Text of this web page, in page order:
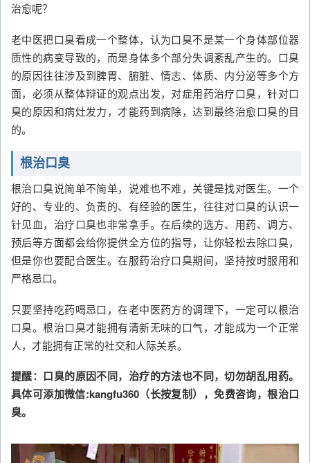
治愈呢？
老中医把口臭看成一个整体，认为口臭不是某一个身体部位器
质性的病变导致的，而是身体多个部分失调紊乱产生的。口臭
的原因往往涉及到脾胃、腑脏、情志、体质、内分泌等多个方
面，必须从整体辩证的观点出发，对症用药治疗口臭，针对口
臭的原因和病灶发力，才能药到病除，达到最终治愈口臭的目
的。
根治口臭
根治口臭说简单不简单，说难也不难，关键是找对医生。一个
好的、专业的、负责的、有经验的医生，往往对口臭的认识一
针见血，治疗口臭也非常拿手。在后续的选方、用药、调方、
预后等方面都会给你提供全方位的指导，让你轻松去除口臭，
但是你也要配合医生。在服药治疗口臭期间，坚持按时服用和
严格忌口。
只要坚持吃药喝忌口，在老中医药方的调理下，一定可以根治
口臭。根治口臭才能拥有清新无味的口气，才能成为一个正常
人，才能拥有正常的社交和人际关系。
提醒：口臭的原因不同，治疗的方法也不同，切勿胡乱用药。
具体可添加微信:kangfu360（长按复制），免费咨询，根治口
臭。